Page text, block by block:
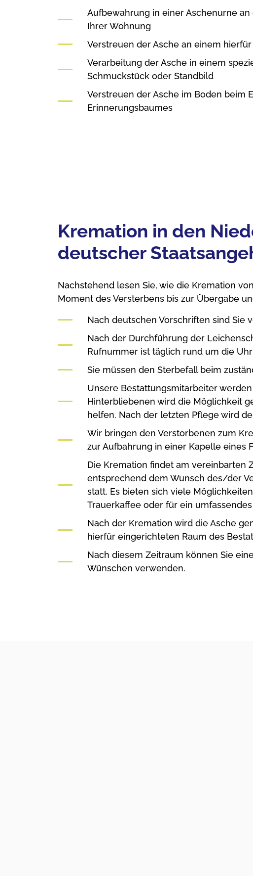
Aufbewahrung in einer Aschenurne an
Ihrer Wohnung
Verstreuen der Asche an einem
Verarbeitung der Asche in einem
Schmuckstück oder Standbild
Verstreuen der Asche im Boden beim
Erinnerungsbaumes
Kremation in den
deutscher
Nachstehend lesen Sie, wie die Kremation
Moment des Versterbens bis zur Übergabe
Nach deutschen Vorschriften sind Sie
Nach der Durchführung der
Rufnummer ist täglich rund um die
Sie müssen den Sterbefall beim
Unsere Bestattungsmitarbeiter
Hinterbliebenen wird die Möglichkeit
helfen. Nach der letzten Pflege wird
Wir bringen den Verstorbenen zum
zur Aufbahrung in einer Kapelle eines
Die Kremation findet am vereinbarten
entsprechend dem Wunsch des/der
statt. Es bieten sich viele
Trauerkaffee oder für ein
Nach der Kremation wird die Asche
hierfür eingerichteten Raum des
Nach diesem Zeitraum können Sie
Wünschen verwenden.